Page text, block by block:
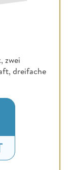
zwei
dreifache